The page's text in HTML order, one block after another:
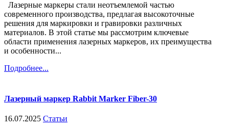
Лазерные маркеры стали неотъемлемой частью
современного производства, предлагая высокоточные
решения для маркировки и гравировки различных
материалов. В этой статье мы рассмотрим ключевые
области применения лазерных маркеров, их преимущества
и особенности...
Подробнее...
Лазерный маркер Rabbit Marker Fiber-30
16.07.2025 Статьи